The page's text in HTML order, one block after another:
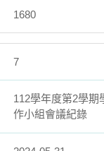
1680
7
112學年度第2學期
作小組會議紀錄